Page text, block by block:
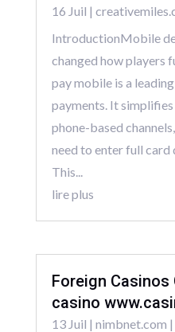
16 Juil |
IntroductionMobile
changed how players
pay mobile is a
payments. It
phone-based
need to enter full card
This...
lire plus
Foreign
casino
13 Juil | nimbnet.com